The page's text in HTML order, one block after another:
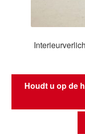
Houdt u op de